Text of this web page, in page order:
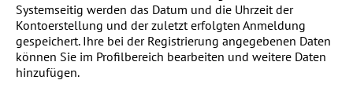
Systemseitig werden das Datum und die Uhrzeit der
Kontoerstellung und der zuletzt erfolgten Anmeldung
gespeichert. Ihre bei der Registrierung angegebenen Daten
können Sie im Profilbereich bearbeiten und weitere Daten
hinzufügen.